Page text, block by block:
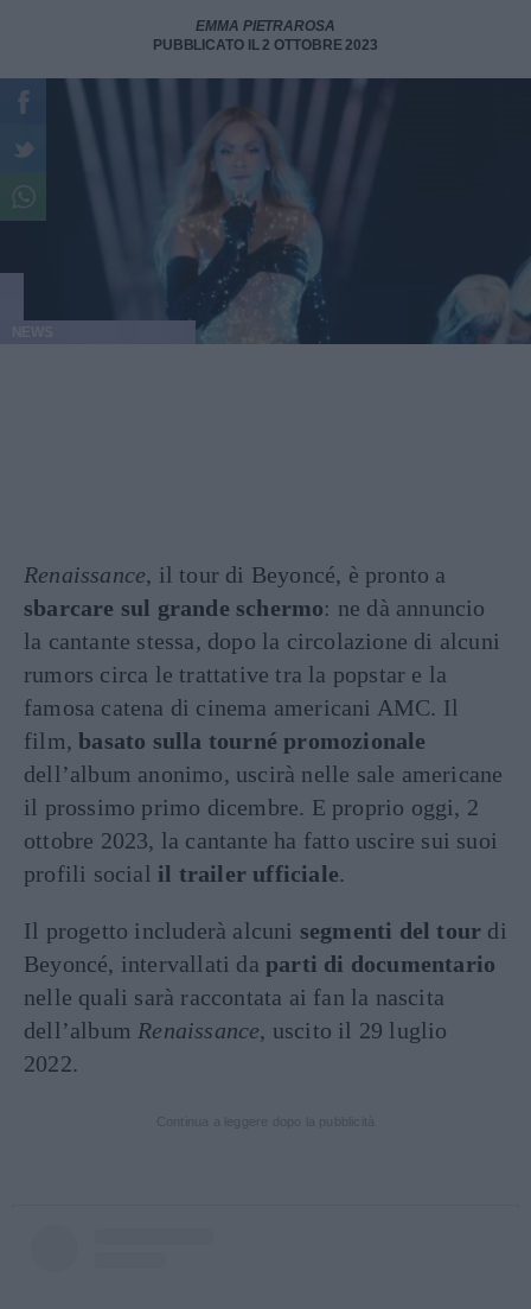
EMMA PIETRAROSA
PUBBLICATO IL 2 OTTOBRE 2023
Renaissance, il tour di Beyoncé, è pronto a
sbarcare sul grande schermo: ne dà annuncio
la cantante stessa, dopo la circolazione di alcuni
rumors circa le trattative tra la popstar e la
famosa catena di cinema americani AMC. Il
film,basato sulla tourné promozionale
dell’album anonimo, uscirà nelle sale americane
il prossimo primo dicembre. E proprio oggi, 2
ottobre 2023, la cantante ha fatto uscire sui suoi
profili social il trailer ufficiale.
Il progetto includerà alcuni segmenti del tour di
Beyoncé, intervallati da parti di documentario
nelle quali sarà raccontata ai fan la nascita
dell’album Renaissance, uscito il 29 luglio
2022.